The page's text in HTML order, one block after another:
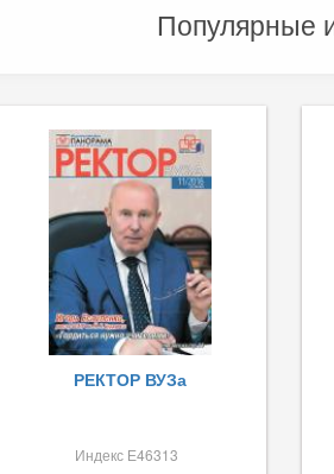
Популярные
РЕКТОР ВУЗа
Индекс Е46313